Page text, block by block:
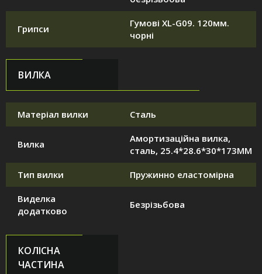
Грипси
Гумові XL-G09. 120мм.
чорні
ВИЛКА
Матеріал вилки Сталь
Вилка
Амортизаційна вилка,
сталь, 25.4*28.6*30*173MM
Тип вилки Пружинно еластомірна
Виделка
додатково
Безрізьбова
КОЛІСНА
ЧАСТИНА